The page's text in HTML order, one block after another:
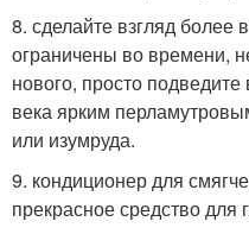
8. сделайте взгляд более
ограничены во времени,
нового, просто
века ярким
или изумруда.
9. кондиционер для
прекрасное средство для